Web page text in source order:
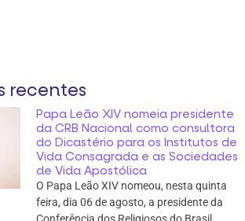
recentes
Papa Leão XIV nomeia presidente
da CRB Nacional como consultora
do Dicastério para os Institutos de
Vida Consagrada e as Sociedades
de Vida Apostólica
O Papa Leão XIV nomeou, nesta quinta
feira, dia 06 de agosto, a presidente da